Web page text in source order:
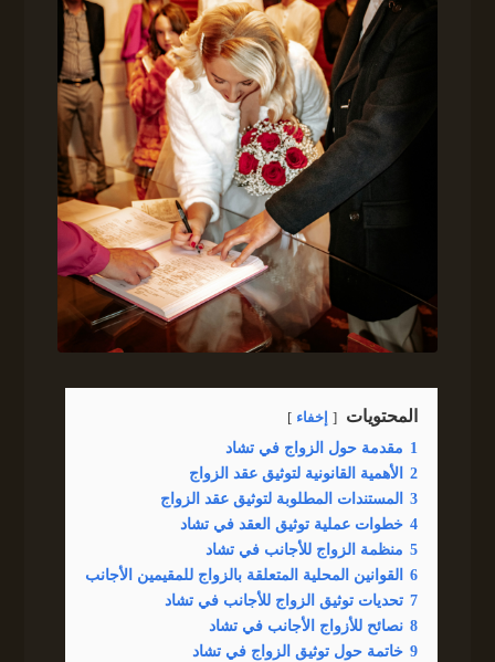
المحتويات إخفاء
1 مقدمة حول الزواج في تشاد
2
الأهمية القانونية لتوثيق عقد الزواج
3
المستندات المطلوبة لتوثيق عقد الزواج
4 خطوات عملية توثيق العقد في تشاد
5 منظمة الزواج للأجانب في تشاد
6
القوانين المحلية المتعلقة بالزواج للمقيمين الأجانب
7 تحديات توثيق الزواج للأجانب في تشاد
8 نصائح للأزواج الأجانب في تشاد
9 خاتمة حول توثيق الزواج في تشاد